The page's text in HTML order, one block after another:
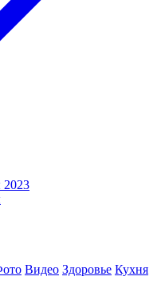
2023
Видео Здоровье Кухня